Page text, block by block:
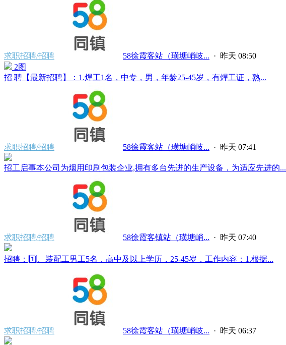
求职招聘/招聘 58徐霞客站（璜塘峭岐... · 昨天 08:50
2图
招 聘【最新招聘】：1.焊工1名，中专，男，年龄25-45岁，有焊工证，熟...
求职招聘/招聘 58徐霞客站（璜塘峭岐... · 昨天 07:41
招工启事本公司为烟用印刷包装企业,拥有多台先进的生产设备，为适应先进的...
求职招聘/招聘 58徐霞客镇站（璜塘峭... · 昨天 07:40
招聘：1️⃣、装配工男工5名，高中及以上学历，25-45岁，工作内容：1.根据...
求职招聘/招聘 58徐霞客站（璜塘峭岐... · 昨天 06:37